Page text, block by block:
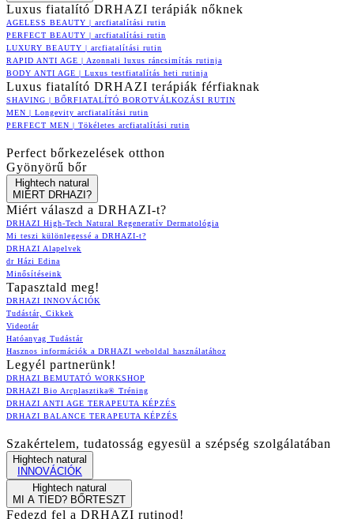
Luxus fiatalító DRHAZI terápiák nőknek
AGELESS BEAUTY | arcfiatalítási rutin
PERFECT BEAUTY | arcfiatalítási rutin
LUXURY BEAUTY | arcfiatalítási rutin
RAPID ANTI AGE | Azonnali luxus ráncsimítás rutinja
BODY ANTI AGE | Luxus testfiatalítás heti rutinja
Luxus fiatalító DRHAZI terápiák férfiaknak
SHAVING | BŐRFIATALÍTÓ BOROTVÁLKOZÁSI RUTIN
MEN | Longevity arcfiatalítási rutin
PERFECT MEN | Tökéletes arcfiatalítási rutin
Perfect bőrkezelések otthon
Gyönyörű bőr
Hightech natural
MIÉRT DRHAZI?
Miért válaszd a DRHAZI-t?
DRHAZI High-Tech Natural Regeneratív Dermatológia
Mi teszi különlegessé a DRHAZI-t?
DRHAZI Alapelvek
dr Házi Edina
Minősítéseink
Tapasztald meg!
DRHAZI INNOVÁCIÓK
Tudástár, Cikkek
Videotár
Hatóanyag Tudástár
Hasznos információk a DRHAZI weboldal használatához
Legyél partnerünk!
DRHAZI BEMUTATÓ WORKSHOP
DRHAZI Bio Arcplasztika® Tréning
DRHAZI ANTI AGE TERAPEUTA KÉPZÉS
DRHAZI BALANCE TERAPEUTA KÉPZÉS
Szakértelem, tudatosság egyesül a szépség szolgálatában
Hightech natural
INNOVÁCIÓK
Hightech natural
MI A TIED? BŐRTESZT
Fedezd fel a DRHAZI rutinod!